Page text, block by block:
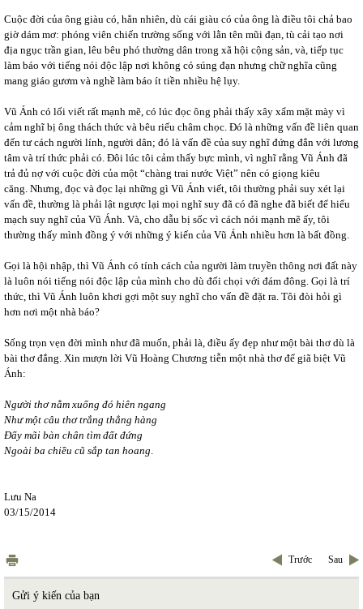
Cuộc đời của ông giàu có, hẳn nhiên, dù cái giàu có của ông là điều tôi chả bao
giờ dám mơ: phóng viên chiến trường sống với lằn tên mũi đạn, tù cải tạo nơi
địa ngục trần gian, lêu bêu phó thường dân trong xã hội cộng sản, và, tiếp tục
làm báo với tiếng nói độc lập nơi không có súng đạn nhưng chữ nghĩa cũng
mang giáo gươm và nghề làm báo ít tiền nhiều hệ lụy.
Vũ Ánh có lối viết rất mạnh mẽ, có lúc đọc ông phải thấy xây xẩm mặt mày vì
cảm nghĩ bị ông thách thức và bêu riếu châm chọc. Đó là những vấn đề liên quan
đến tư cách người lính, người dân; đó là vấn đề của suy nghĩ đứng đắn với lương
tâm và trí thức phải có. Đôi lúc tôi cảm thấy bực mình, vì nghĩ rằng Vũ Ánh đã
trả đủ nợ với cuộc đời của một “chàng trai nước Việt” nên có giọng kiêu
căng. Nhưng, đọc và đọc lại những gì Vũ Ánh viết, tôi thường phải suy xét lại
vấn đề, thường là phải lật ngược lại mọi nghĩ suy đã có đã nghe đã biết để hiểu
mạch suy nghĩ của Vũ Ánh. Và, cho dẫu bị sốc vì cách nói mạnh mẽ ấy, tôi
thường thấy mình đồng ý với những ý kiến của Vũ Ánh nhiều hơn là bất đồng.
Gọi là hội nhập, thì Vũ Ánh có tính cách của người làm truyền thông nơi đất này
là luôn nói tiếng nói độc lập của mình cho dù đối chọi với đám đông. Gọi là trí
thức, thì Vũ Ánh luôn khơi gợi một suy nghĩ cho vấn đề đặt ra. Tôi đòi hỏi gì
hơn nơi một nhà báo?
Sống trọn vẹn đời mình như đã muốn, phải là, điều ấy đẹp như một bài thơ dù là
bài thơ đắng. Xin mượn lời Vũ Hoàng Chương tiễn một nhà thơ để giã biệt Vũ
Ánh:
Người thơ nằm xuống đó hiên ngang
Như một câu thơ trắng thẳng hàng
Đẩy mãi bàn chân tìm đất đứng
Ngoài ba chiều cũ sắp tan hoang.
Lưu Na
03/15/2014
Trước Sau
Gửi ý kiến của bạn